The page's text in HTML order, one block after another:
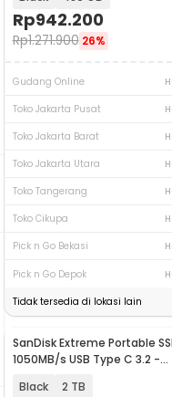
Senin - Jumat (08:00 -
Senin - Jumat (08:00 -
Rp942.200
Rp1.271.900 26%
Gudang Online
Toko Jakarta Pusat
Toko Jakarta Barat
Toko Jakarta Utara
Toko Tangerang
Toko Cikupa
Pick n Go Bekasi
Pick n Go Depok
Tidak tersedia di lokasi lain
SanDisk Extreme Portable
1050MB/s USB Type C 3.2 -
Black 2 TB